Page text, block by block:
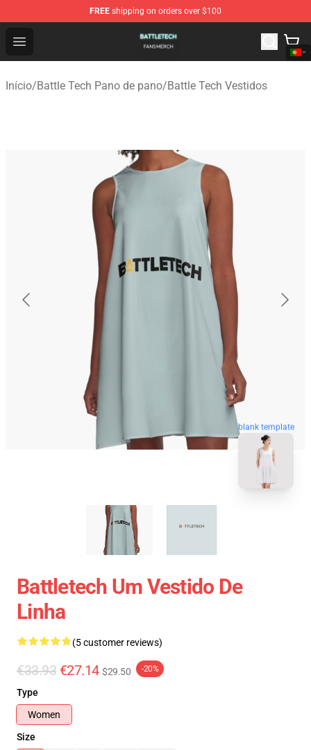
FREE shipping on orders over $100
Open menu
Battle Tech Shop - Official Battle Tech Merchandise Store
Início/Battle Tech Pano de pano/Battle Tech Vestidos
blank template
Battletech Um Vestido De
Linha
(5 customer reviews)
€33.93 €27.14 $29.50 -20%
Type
Women
Size